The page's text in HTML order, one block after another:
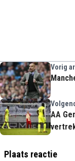
Vorig
AA
Plaats reactie